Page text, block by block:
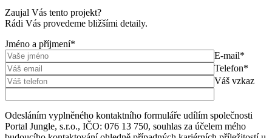
Zaujal Vás tento projekt?
Rádi Vás provedeme bližšími detaily.
Jméno a příjmení*
E-mail*
Telefon*
Váš vzkaz
Odesláním vyplněného kontaktního formuláře udílím společnosti
Portal Jungle, s.r.o., IČO: 076 13 750, souhlas za účelem mého